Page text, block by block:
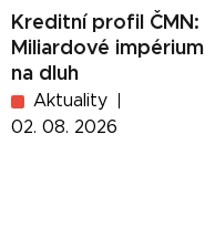
Kreditní profil ČMN:
Miliardové impérium
na dluh
Aktuality
02. 08. 2026